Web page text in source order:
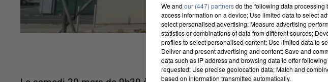
We and our (447) partnersdo the following data processing
access information on a device; Use limited data to select
select personalised advertising; Measure advertising
statistics or combinations of data from different sources;
profiles to select personalised content; Use limited data to
Deliver and present advertising and content; Save and
data such as IP address and browsing data to offer
requested; Use precise geolocation data; Match and
based on information transmitted automatically.